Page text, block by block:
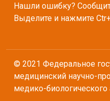
Нашли ошибку?
Выделите и нажмите
© 2021 Федеральное
медицинский научно-
медико-биологического